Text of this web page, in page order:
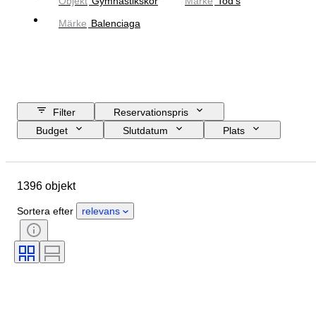
Märke Balenciaga
Filter
Reservationspris
Budget
Slutdatum
Plats
Kön
Era
Mönster
Modell
1396 objekt
Sortera efter relevans